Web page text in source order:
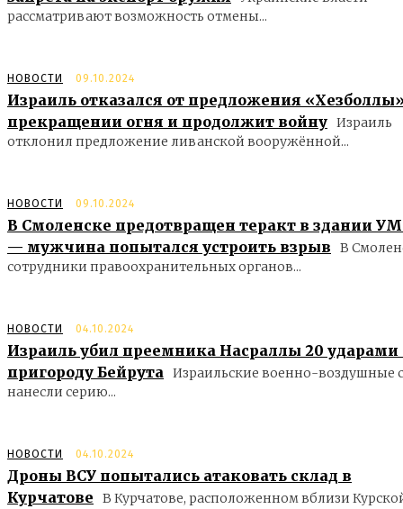
рассматривают возможность отмены...
НОВОСТИ 09.10.2024
Израиль отказался от предложения
прекращении огня и продолжит войну Израиль
отклонил предложение ливанской вооружённой...
НОВОСТИ 09.10.2024
В Смоленске предотвращен теракт в здании
— мужчина попытался устроить взрыв
В
сотрудники правоохранительных органов...
НОВОСТИ 04.10.2024
Израиль убил преемника Насраллы 20 ударами
пригороду Бейрута Израильские военно-воздушные
нанесли серию...
НОВОСТИ 04.10.2024
Дроны ВСУ попытались атаковать склад в
Курчатове
В Курчатове, расположенном вблизи